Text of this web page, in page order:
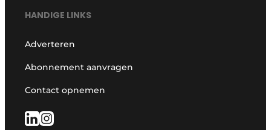
HANDIGE LINKS
Adverteren
Abonnement aanvragen
Contact opnemen